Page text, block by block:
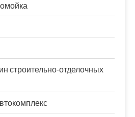
строительно-отделочных